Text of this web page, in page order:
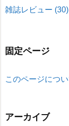
雑誌レビュー (30)
固定ページ
このページにつ
アーカイブ